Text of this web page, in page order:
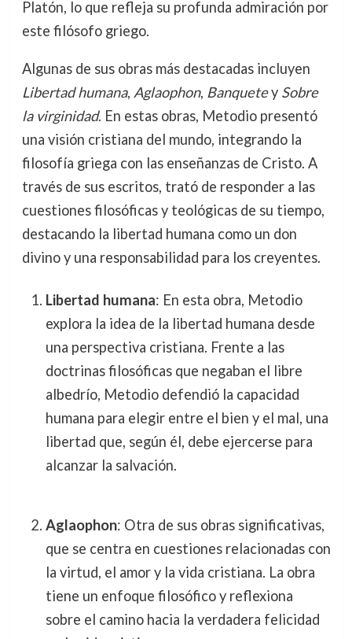
Platón, lo que refleja su profunda admiración por
este filósofo griego.
Algunas de sus obras más destacadas incluyen
Libertad humana, Aglaophon, Banquetey Sobre
la virginidad. En estas obras, Metodio presentó
una visión cristiana del mundo, integrando la
filosofía griega con las enseñanzas de Cristo. A
través de sus escritos, trató de responder a las
cuestiones filosóficas y teológicas de su tiempo,
destacando la libertad humana como un don
divino y una responsabilidad para los creyentes.
Libertad humana: En esta obra, Metodio
explora la idea de la libertad humana desde
una perspectiva cristiana. Frente a las
doctrinas filosóficas que negaban el libre
albedrío, Metodio defendió la capacidad
humana para elegir entre el bien y el mal, una
libertad que, según él, debe ejercerse para
alcanzar la salvación.
Aglaophon: Otra de sus obras significativas,
que se centra en cuestiones relacionadas con
la virtud, el amor y la vida cristiana. La obra
tiene un enfoque filosófico y reflexiona
sobre el camino hacia la verdadera felicidad